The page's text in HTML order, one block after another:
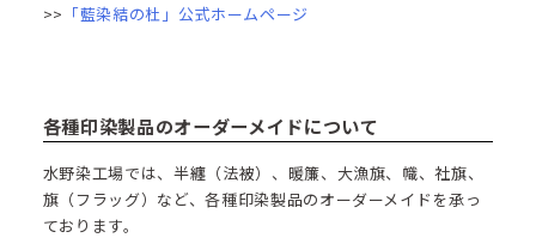
>> 「藍染結の杜」公式ホームページ
各種印染製品のオーダーメイドについて
水野染工場では、半纏（法被）、暖簾、大漁旗、幟、社旗、
旗（フラッグ）など、各種印染製品のオーダーメイドを承っ
ております。